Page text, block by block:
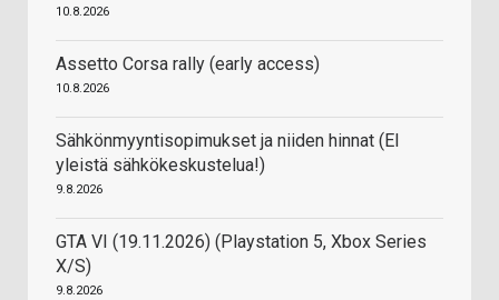
10.8.2026
Assetto Corsa rally (early access)
10.8.2026
Sähkönmyyntisopimukset ja niiden hinnat (EI
yleistä sähkökeskustelua!)
9.8.2026
GTA VI (19.11.2026) (Playstation 5, Xbox Series
X/S)
9.8.2026